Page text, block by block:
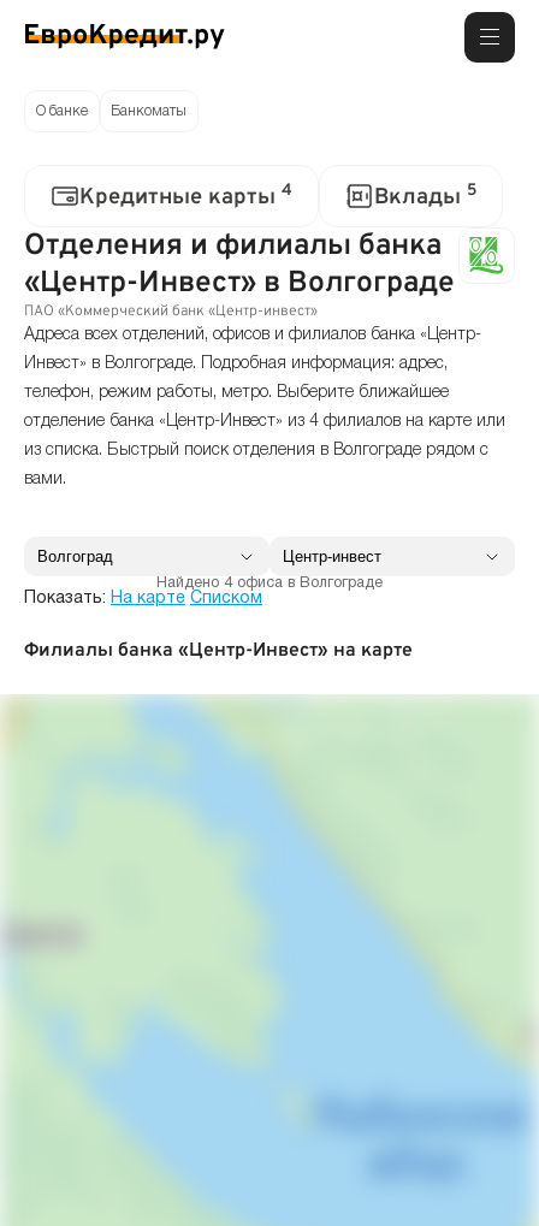
О банке Банкоматы
Кредитные карты 4 Вклады 5
Отделения и филиалы банка
«Центр-Инвест» в Волгограде
ПАО «Коммерческий банк «Центр-инвест»
Адреса всех отделений, офисов и филиалов банка «Центр-
Инвест» в Волгограде. Подробная информация: адрес,
телефон, режим работы, метро. Выберите ближайшее
отделение банка «Центр-Инвест» из 4 филиалов на карте или
из списка. Быстрый поиск отделения в Волгограде рядом с
вами.
Найдено 4 офиса в Волгограде
Показать: На карте Списком
Филиалы банка «Центр-Инвест» на карте